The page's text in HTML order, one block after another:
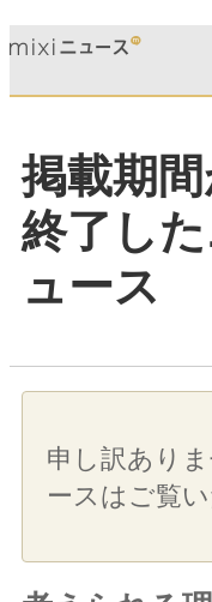
掲載期
終了し
ュース
申し訳あり
ースはご覧